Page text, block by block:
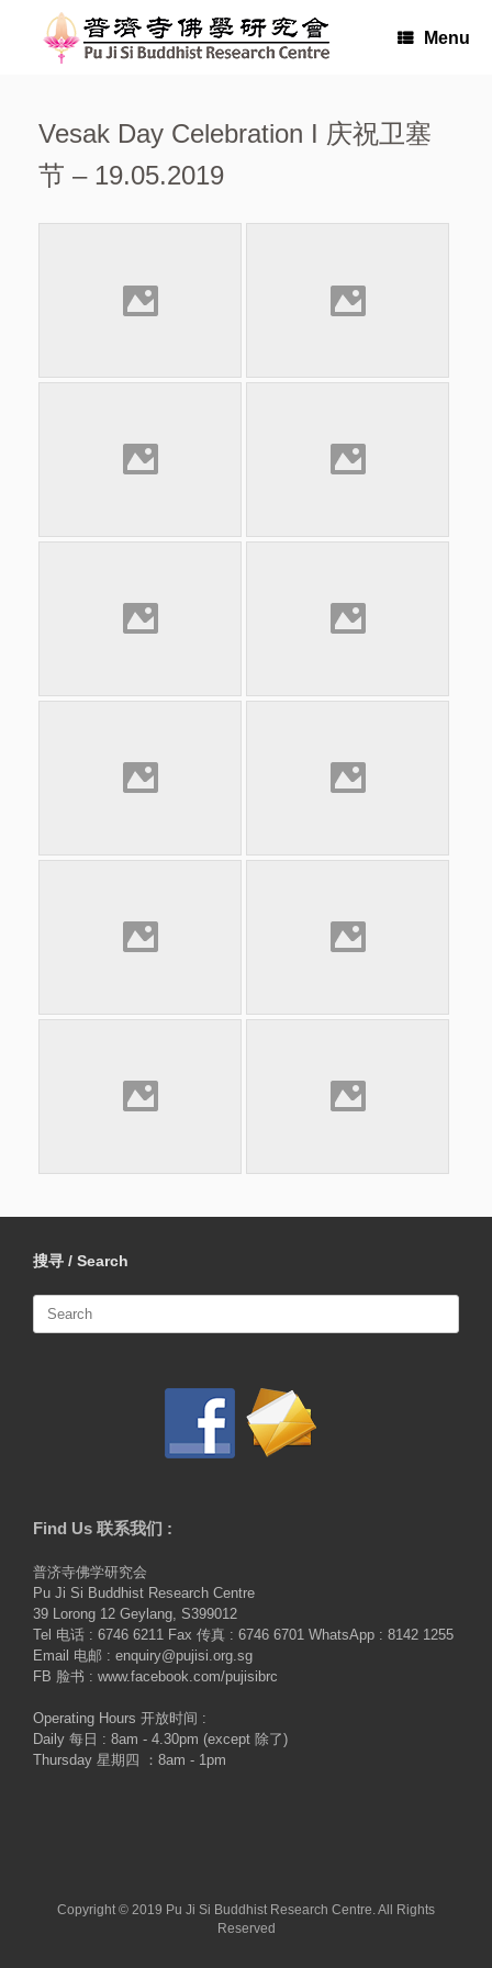
Menu
Vesak Day Celebration I 庆祝卫塞
节 – 19.05.2019
搜寻 / Search
for:
Find Us 联系我们 :
普济寺佛学研究会
Pu Ji Si Buddhist Research Centre
39 Lorong 12 Geylang, S399012
Tel 电话 : 6746 6211 Fax 传真 : 6746 6701 WhatsApp : 8142 1255
Email 电邮 : enquiry@pujisi.org.sg
FB 脸书 : www.facebook.com/pujisibrc
Operating Hours 开放时间 :
Daily 每日 : 8am - 4.30pm (except 除了)
Thursday 星期四 ：8am - 1pm
Copyright © 2019 Pu Ji Si Buddhist Research Centre. All Rights
Reserved